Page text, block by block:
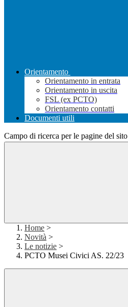
Orientamento
Orientamento in entrata
Orientamento in uscita
FSL (ex PCTO)
Orientamento contatti
Documenti utili
Campo di ricerca per le pagine del sito
Home >
Novità >
Le notizie >
PCTO Musei Civici AS. 22/23